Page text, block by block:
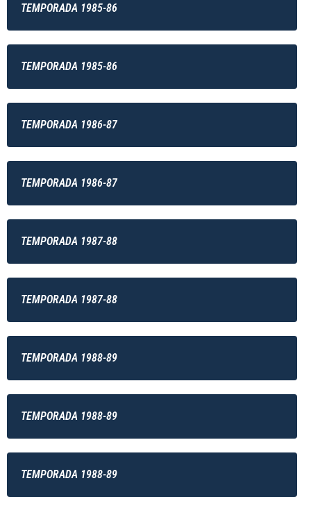
TEMPORADA 1985-86
TEMPORADA 1985-86
TEMPORADA 1986-87
TEMPORADA 1986-87
TEMPORADA 1987-88
TEMPORADA 1987-88
TEMPORADA 1988-89
TEMPORADA 1988-89
TEMPORADA 1988-89